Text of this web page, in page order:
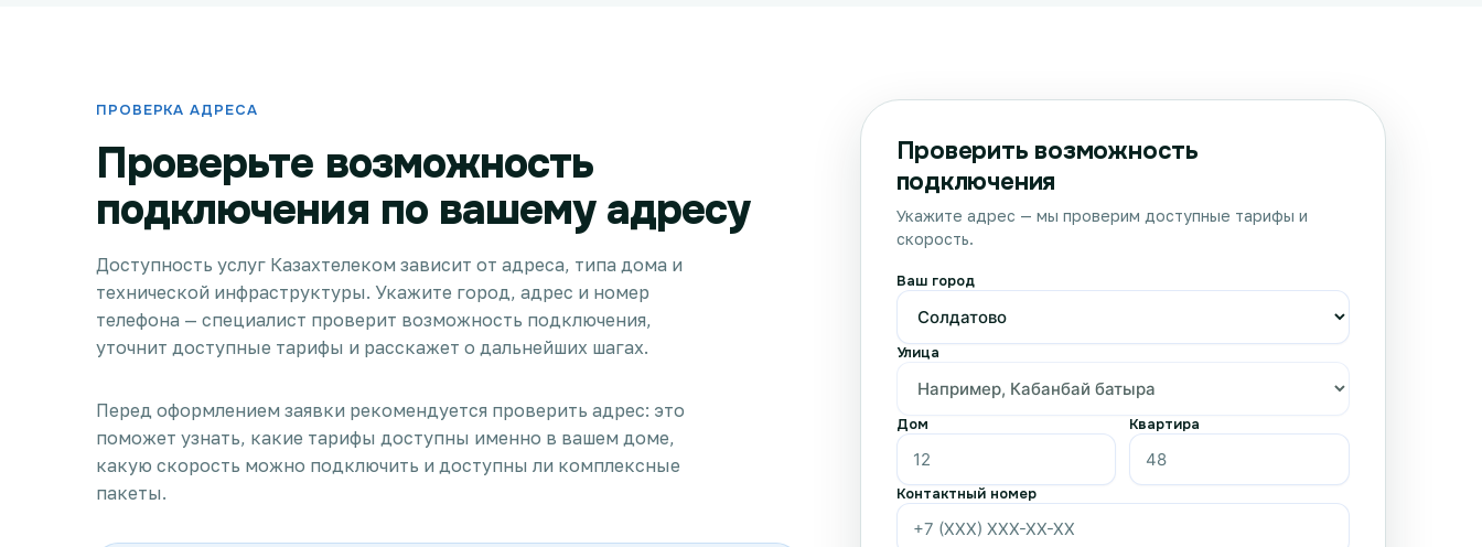
ПРОВЕРКА АДРЕСА
Проверьте возможность
подключения по вашему адресу
Доступность услуг Казахтелеком зависит от адреса, типа дома и
технической инфраструктуры. Укажите город, адрес и номер
телефона — специалист проверит возможность подключения,
уточнит доступные тарифы и расскажет о дальнейших шагах.
Перед оформлением заявки рекомендуется проверить адрес: это
поможет узнать, какие тарифы доступны именно в вашем доме,
какую скорость можно подключить и доступны ли комплексные
пакеты.
Проверить возможность
подключения
Укажите адрес — мы проверим доступные тарифы и
скорость.
Ваш город
Улица
Дом Квартира
Контактный номер